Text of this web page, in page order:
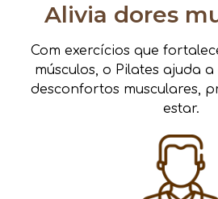
Alivia dores
Com exercícios que
músculos, o Pilates ajuda
desconfortos musculares,
estar.